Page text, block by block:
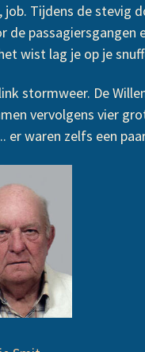
Tijdens de
wist lag je op je
stormweer. De
vervolgens vier
waren zelfs een